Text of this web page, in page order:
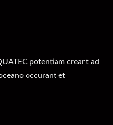
potentiam creant ad
occurant et